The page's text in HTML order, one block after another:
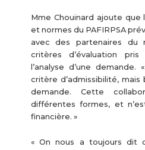
Mme Chouinard ajoute que
et normes du PAFIRPSA
avec des partenaires du
critères d’évaluation
l’analyse d’une
critère d’admissibilité, mais
demande. Cette
différentes formes, et
financière. »
« On nous a toujours